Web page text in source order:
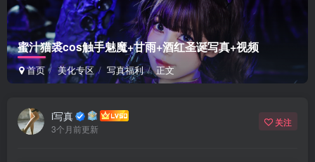
蜜汁猫裘cos触手魅魔+甘雨+酒红圣诞写真+视频
首页 美化专区 写真福利 正文
i写真
3个月前更新
关注